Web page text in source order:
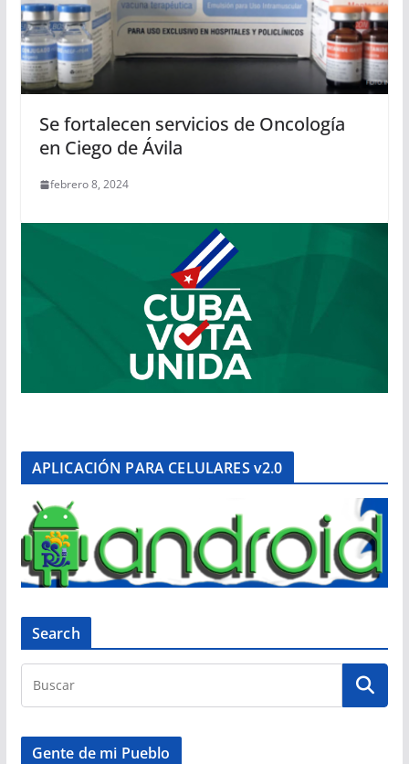
Se fortalecen servicios de Oncología
en Ciego de Ávila
febrero 8, 2024
APLICACIÓN PARA CELULARES v2.0
Search
Gente de mi Pueblo